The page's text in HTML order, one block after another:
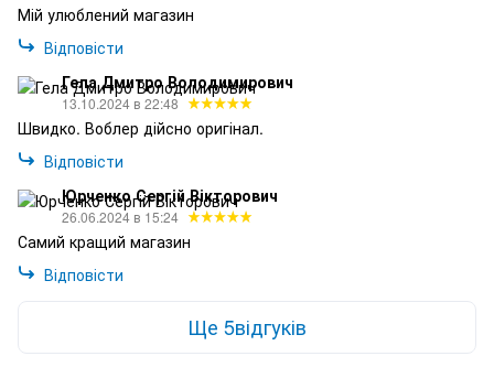
Мій улюблений магазин
Відповісти
Гела Дмитро Володимирович
13.10.2024 в 22:48
Швидко. Воблер дійсно оригінал.
Відповісти
Юрченко Сергій Вікторович
26.06.2024 в 15:24
Самий кращий магазин
Відповісти
Ще 5відгуків